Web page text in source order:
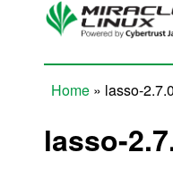
Skip to main content
Home » lasso-
lasso-